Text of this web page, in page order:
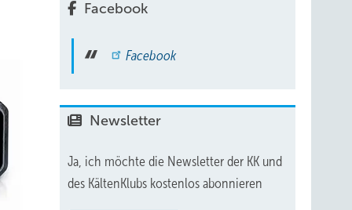
Facebook
Facebook
Newsletter
Ja, ich möchte die Newsletter der KK und
des KältenKlubs kostenlos abonnieren